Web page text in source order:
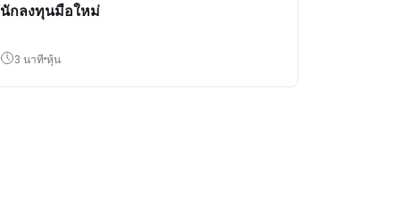
นักลงทุนมือใหม่
3 นาที หุ้น